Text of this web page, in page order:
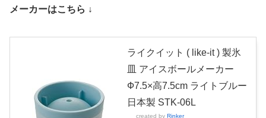
メーカーはこちら ↓
ライクイット ( like-it ) 製氷
皿 アイスボールメーカー
Ф7.5×高7.5cm ライトブルー
日本製 STK-06L
created by Rinker